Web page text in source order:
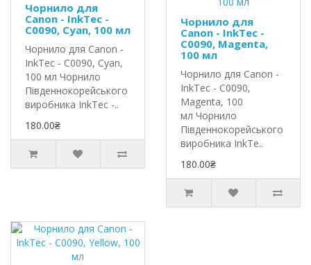
Чорнило для
Canon - InkTec -
C0090, Cyan, 100 мл
Чорнило для Canon -
InkTec - C0090, Cyan,
100 мл Чорнило
Південнокорейського
виробника InkTec -..
180.00₴
Чорнило для
Canon - InkTec -
C0090, Magenta,
100 мл
Чорнило для Canon -
InkTec - C0090,
Magenta, 100
мл Чорнило
Південнокорейського
виробника InkTe..
180.00₴